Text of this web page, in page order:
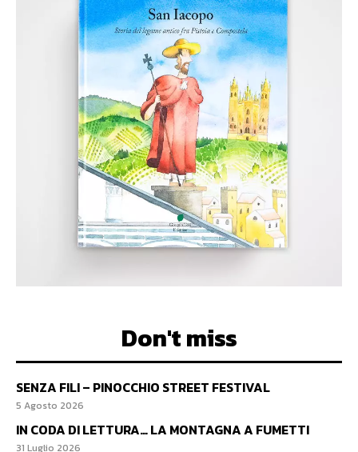
Don't miss
SENZA FILI – PINOCCHIO STREET FESTIVAL
5 Agosto 2026
IN CODA DI LETTURA… LA MONTAGNA A FUMETTI
31 Luglio 2026